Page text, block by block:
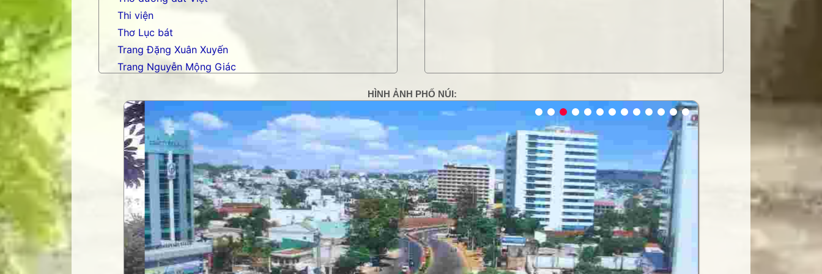
Thi viện
Thơ Lục bát
Trang Đặng Xuân Xuyến
Trang Nguyễn Mộng Giác
Trang Phạm Duy
Trang thơ Hoàng Nguyên Chương
Trang thơ Thụy Du
Trang thơ+ Luân Hoán
Trang VHNT Thanh niên
Truyện.com
Văn chương Việt
HÌNH ẢNH PHỐ NÚI: